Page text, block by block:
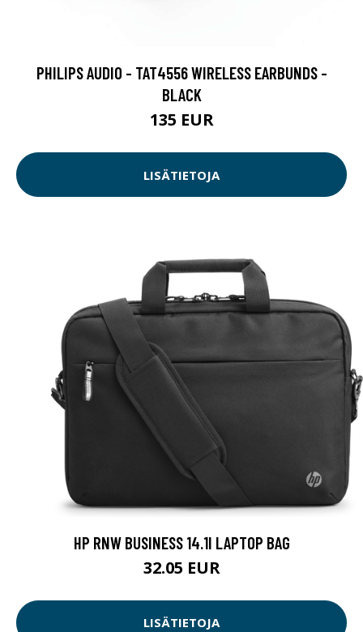
PHILIPS AUDIO - TAT4556 WIRELESS EARBUNDS -
BLACK
135 EUR
LISÄTIETOJA
HP RNW BUSINESS 14.1I LAPTOP BAG
32.05 EUR
LISÄTIETOJA